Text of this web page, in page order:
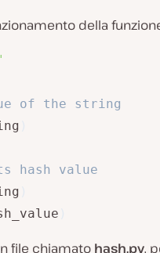
della
of the string
hash value
file chiamato hash.py,